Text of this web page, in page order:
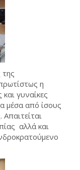
η
γυναίκες
μέσα από ίσους
αλλά και